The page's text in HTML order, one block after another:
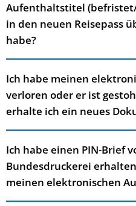
Aufenthaltstitel
in den neuen Reisepass
habe?
Ich habe meinen
verloren oder er ist
erhalte ich ein neues
Ich habe einen PIN-Brief
Bundesdruckerei
meinen elektronischen